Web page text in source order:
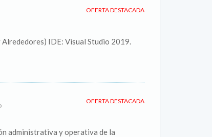
OFERTA DESTACADA
IDE: Visual Studio 2019.
OFERTA DESTACADA
administrativa y operativa de la